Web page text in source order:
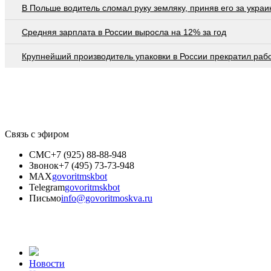
В Польше водитель сломал руку земляку, приняв его за
Средняя зарплата в России выросла на 12% за год
Крупнейший производитель упаковки в России прекратил
Связь с эфиром
СМС+7 (925) 88-88-948
Звонок+7 (495) 73-73-948
MAXgovoritmskbot
Telegramgovoritmskbot
Письмоinfo@govoritmoskva.ru
Новости